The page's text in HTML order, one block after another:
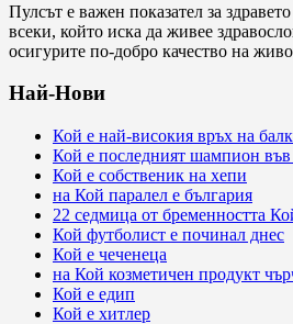
Пулсът е важен показател за
всеки, който иска да живее
осигурите по-добро качество на
Най-Нови
Кой е най-високия връх на
Кой е последният шампион във
Кой е собственик на хепи
на Кой паралел е българия
22 седмица от бременността
Кой футболист е починал днес
Кой е чеченеца
на Кой козметичен продукт
Кой е едип
Кой е хитлер